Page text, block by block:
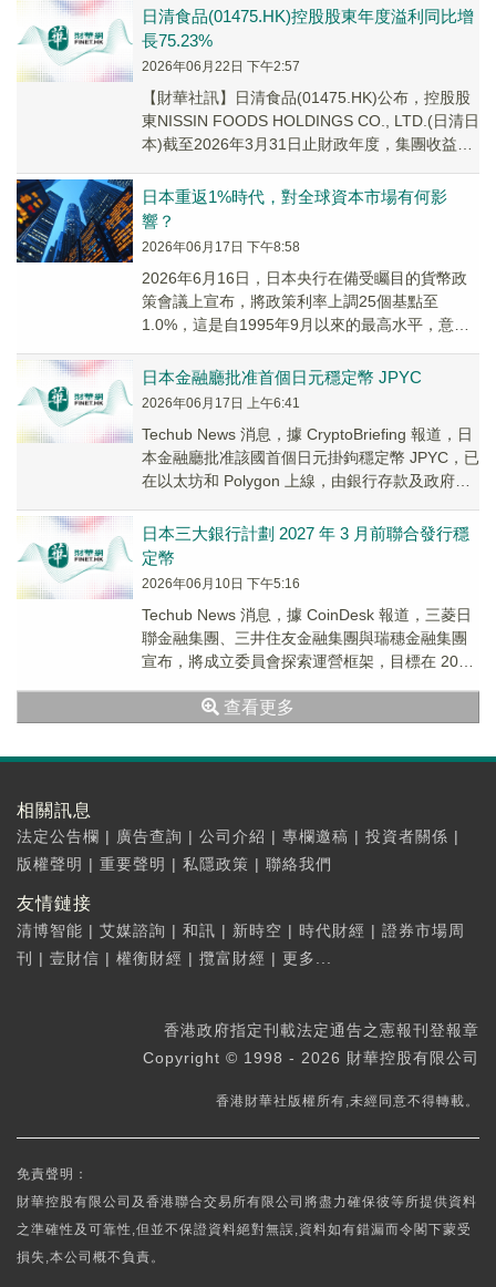
日清食品(01475.HK)控股股東年度溢利同比增
長75.23%
2026年06月22日 下午2:57
【財華社訊】日清食品(01475.HK)公布，控股股
東NISSIN FOODS HOLDINGS CO., LTD.(日清日
本)截至2026年3月31日止財政年度，集團收益約
日本重返1%時代，對全球資本市場有何影
響？
2026年06月17日 下午8:58
2026年6月16日，日本央行在備受矚目的貨幣政
策會議上宣布，將政策利率上調25個基點至
1.0%，這是自1995年9月以來的最高水平，意味
結。
日本金融廳批准首個日元穩定幣 JPYC
2026年06月17日 上午6:41
Techub News 消息，據 CryptoBriefing 報道，日
本金融廳批准該國首個日元掛鉤穩定幣 JPYC，已
在以太坊和 Polygon 上線，由銀行存款及政府債
日本三大銀行計劃 2027 年 3 月前聯合發行穩
定幣
2026年06月10日 下午5:16
Techub News 消息，據 CoinDesk 報道，三菱日
聯金融集團、三井住友金融集團與瑞穗金融集團
宣布，將成立委員會探索運營框架，目標在 2027
查看更多
相關訊息
法定公告欄 | 廣告查詢 | 公司介紹 | 專欄邀稿 | 投資者關係 |
版權聲明 | 重要聲明 | 私隱政策 | 聯絡我們
友情鏈接
清博智能 | 艾媒諮詢 | 和訊 | 新時空 | 時代財經 | 證券市場周
刊 | 壹財信 | 權衡財經 | 攬富財經 | 更多...
香港政府指定刊載法定通告之憲報刊登報章
Copyright © 1998 - 2026 財華控股有限公司
香港財華社版權所有,未經同意不得轉載。
免責聲明：
財華控股有限公司及香港聯合交易所有限公司將盡力確保彼等所提供資料
之準確性及可靠性,但並不保證資料絕對無誤,資料如有錯漏而令閣下蒙受
損失,本公司概不負責。